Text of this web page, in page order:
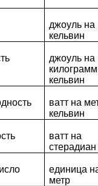
джоуль на
кельвин
джоуль на
кельвин
ватт на
кельвин
ватт на
стерадиан
единица
метр